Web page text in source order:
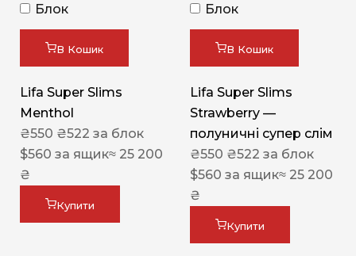
Блок
В Кошик
Lifa Super Slims
Menthol
₴550 ₴522 за блок
$560 за ящик≈ 25 200
₴
Купити
Блок
В Кошик
Lifa Super Slims
Strawberry —
полуничні супер слім
₴550 ₴522 за блок
$560 за ящик≈ 25 200
₴
Купити